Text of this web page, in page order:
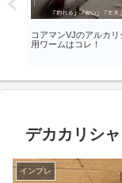
コアマンVJのアルカ
用ワームはコレ！
デカカリシ
インプレ